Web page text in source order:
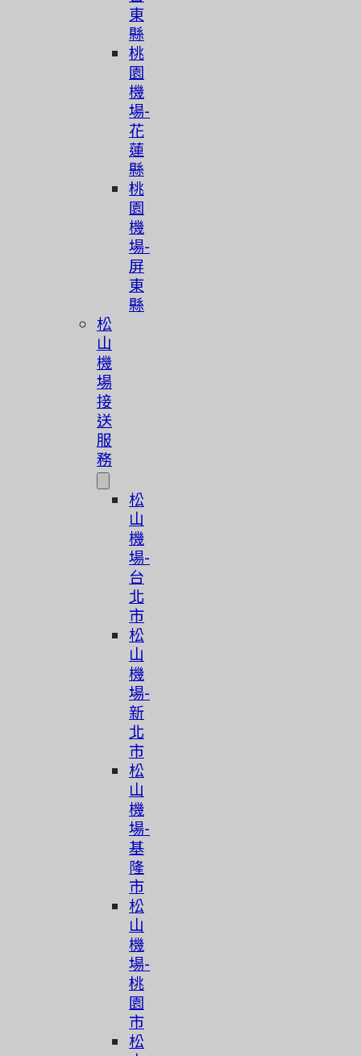
東
縣
桃
園
機
場-
花
蓮
縣
桃
園
機
場-
屏
東
縣
松
山
機
場
接
送
服
務
松
山
機
場-
台
北
市
松
山
機
場-
新
北
市
松
山
機
場-
基
隆
市
松
山
機
場-
桃
園
市
松